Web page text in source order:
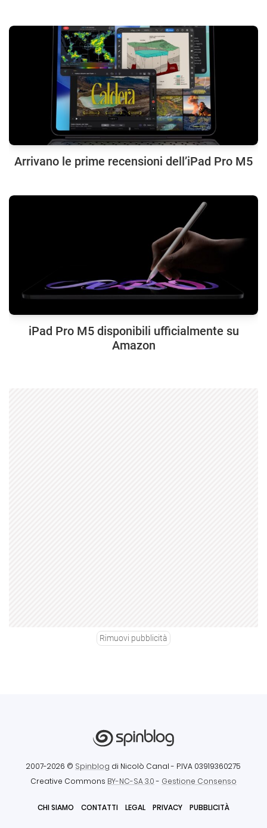
Arrivano le prime recensioni dell’iPad Pro M5
iPad Pro M5 disponibili ufficialmente su
Amazon
Rimuovi pubblicità
2007-2026 © Spinblog di Nicolò Canal - P.IVA 03919360275
Creative Commons BY-NC-SA 3.0- Gestione Consenso
CHI SIAMO CONTATTI LEGAL PRIVACY PUBBLICITÀ